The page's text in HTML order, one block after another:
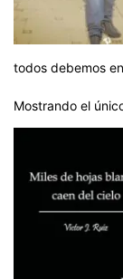
todos debemos
Mostrando el